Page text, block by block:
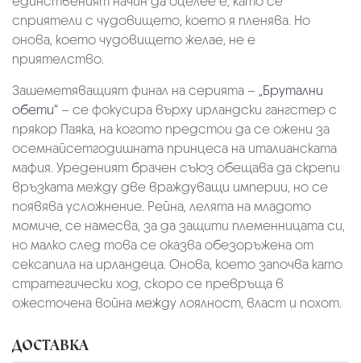
сприятели с чудовището, което я пленява. Но
онова, което чудовището желае, не е
приятелство.
Зашеметяващият финал на серията – „Брутални
обети“ – се фокусира върху ирландски гангстер с
прякор Паяка, на когото предстои да се ожени за
осемнайсетгодишната принцеса на италианската
мафия. Уреденият брачен съюз обещава да скрепи
връзката между две враждуващи империи, но се
появява усложнение. Рейна, лелята на младото
момиче, се намесва, за да защити племенницата си,
но малко след това се оказва обезоръжена от
сексапила на ирландеца. Онова, което започва като
стратегически ход, скоро се превръща в
ожесточена война между лоялност, власт и похот.
ДОСТАВКА